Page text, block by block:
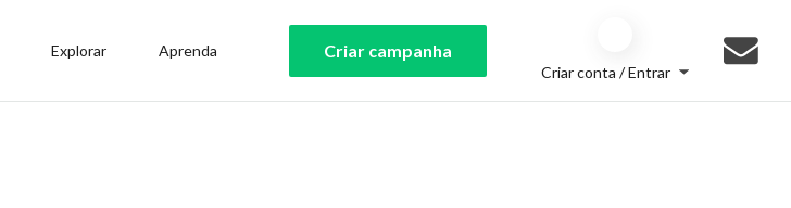
Explorar Aprenda Criar campanha
Criar conta / Entrar